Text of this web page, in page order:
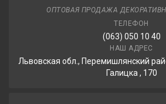
ОПТОВАЯ ПРОДАЖА
ТЕЛЕФОН
(063) 050 10 40
НАШ АДРЕС
Львовская обл., Перемишлянский
Галицка , 170